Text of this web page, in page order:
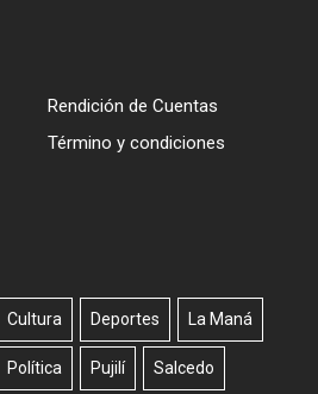
Rendición de Cuentas
Término y condiciones
Cultura Deportes La Maná
Política Pujilí Salcedo